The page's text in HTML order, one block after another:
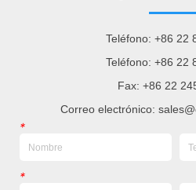
Teléfono: +86 22
Teléfono: +86 22
Fax: +86 22
Correo electrónico:
*
*